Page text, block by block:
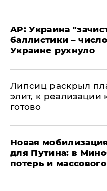
AP: Украина
баллистики –
Украине рухнуло
Липсиц раскрыл
элит, к реализации
готово
​Новая
для Путина: в
потерь и